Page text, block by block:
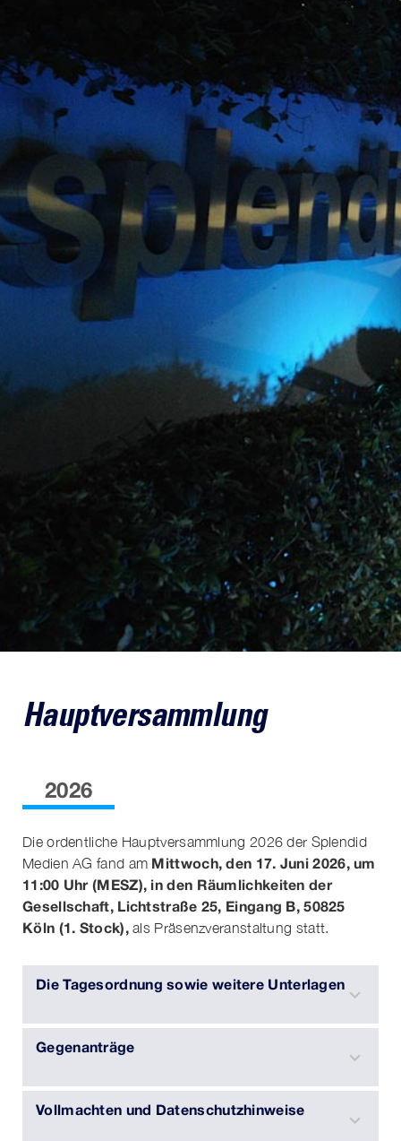
Hauptversammlung
2026
Die ordentliche Hauptversammlung 2026 der Splendid
Medien AG fand am Mittwoch, den 17. Juni 2026, um
11:00 Uhr (MESZ), in den Räumlichkeiten der
Gesellschaft, Lichtstraße 25, Eingang B, 50825
Köln (1. Stock),als Präsenzveranstaltung statt.
Die Tagesordnung sowie weitere Unterlagen
Gegenanträge
Vollmachten und Datenschutzhinweise